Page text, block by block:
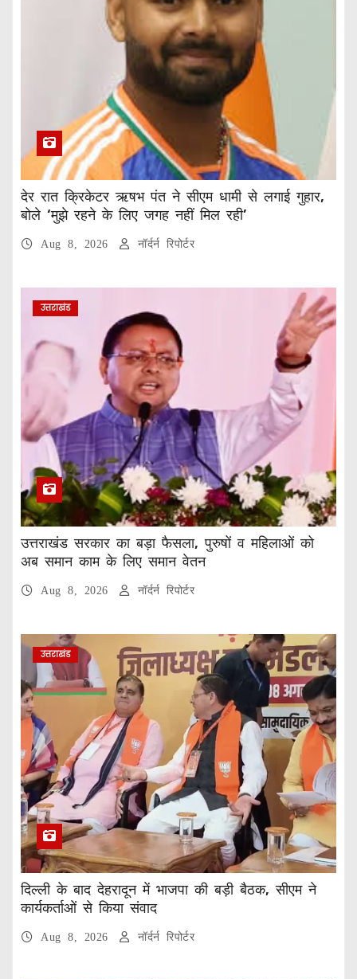
देर रात क्रिकेटर ऋषभ पंत ने सीएम धामी से लगाई गुहार,
बोले ‘मुझे रहने के लिए जगह नहीं मिल रही’
Aug 8, 2026 नॉर्दर्न रिपोर्टर
उत्तराखंड
उत्तराखंड सरकार का बड़ा फैसला, पुरुषों व महिलाओं को
अब समान काम के लिए समान वेतन
Aug 8, 2026 नॉर्दर्न रिपोर्टर
उत्तराखंड
दिल्ली के बाद देहरादून में भाजपा की बड़ी बैठक, सीएम ने
कार्यकर्ताओं से किया संवाद
Aug 8, 2026 नॉर्दर्न रिपोर्टर